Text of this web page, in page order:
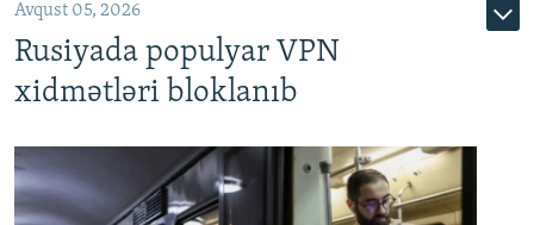
Avqust 05, 2026
Rusiyada populyar VPN
xidmətləri bloklanıb